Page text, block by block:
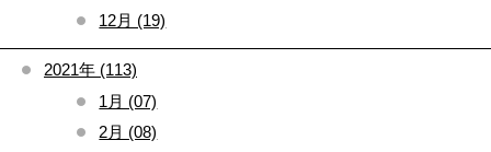
12月 (19)
2021年 (113)
1月 (07)
2月 (08)